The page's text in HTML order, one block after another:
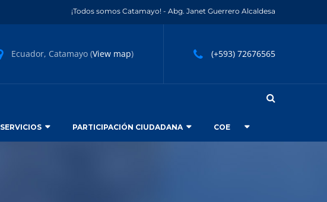
¡Todos somos Catamayo! - Abg. Janet Guerrero Alcaldesa
Ecuador, Catamayo (View map) (+593) 72676565
SERVICIOS PARTICIPACIÓN CIUDADANA COE